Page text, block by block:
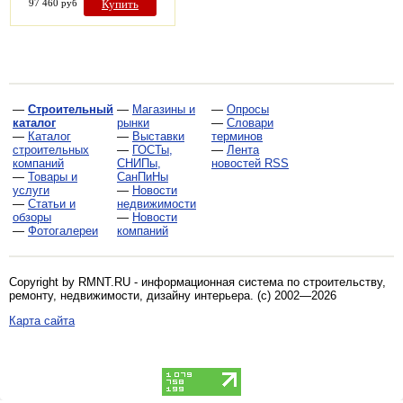
97 460 руб Купить
— Строительный
каталог
— Каталог
строительных
компаний
— Товары и
услуги
— Статьи и
обзоры
— Фотогалереи
— Магазины и
рынки
— Выставки
— ГОСТы,
СНИПы,
СанПиНы
— Новости
недвижимости
— Новости
компаний
— Опросы
— Словари
терминов
— Лента
новостей RSS
Copyright by RMNT.RU - информационная система по строительству,
ремонту, недвижимости, дизайну интерьера. (c) 2002—2026
Карта сайта